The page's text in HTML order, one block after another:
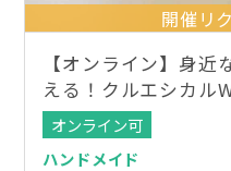
開催リ
【オンライン】身
える！クルエシカル
オンライン可
ハンドメイド